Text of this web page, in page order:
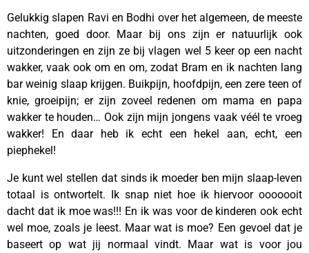
Gelukkig slapen Ravi en Bodhi over het algemeen, de meeste
nachten, goed door. Maar bij ons zijn er natuurlijk ook
uitzonderingen en zijn ze bij vlagen wel 5 keer op een nacht
wakker, vaak ook om en om, zodat Bram en ik nachten lang
bar weinig slaap krijgen. Buikpijn, hoofdpijn, een zere teen of
knie, groeipijn; er zijn zoveel redenen om mama en papa
wakker te houden… Ook zijn mijn jongens vaak véél te vroeg
wakker! En daar heb ik echt een hekel aan, echt, een
piephekel!
Je kunt wel stellen dat sinds ik moeder ben mijn slaap-leven
totaal is ontwortelt. Ik snap niet hoe ik hiervoor ooooooit
dacht dat ik moe was!!! En ik was voor de kinderen ook echt
wel moe, zoals je leest. Maar wat is moe? Een gevoel dat je
baseert op wat jij normaal vindt. Maar wat is voor jou